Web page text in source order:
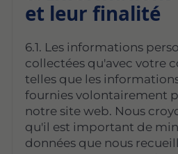
et leur finalité
6.1. Les informations
collectées qu'avec votre
telles que les
fournies volontairement
notre site web. Nous
qu'il est important de
données que nous